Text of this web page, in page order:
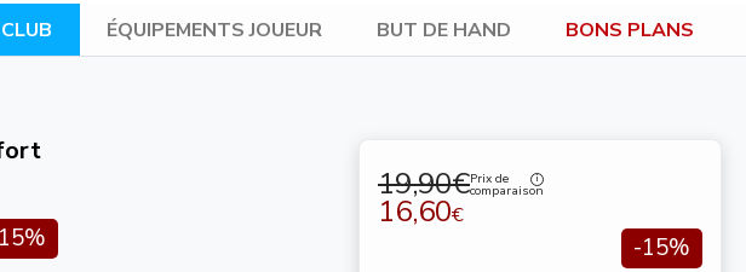
ÉQUIPEMENTS JOUEUR BUT DE HAND BONS PLANS
19,90€Prix de
comparaison
16,60€
-15%